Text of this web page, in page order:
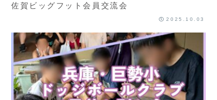
佐賀ビッグフット会員交流会
2025.10.03